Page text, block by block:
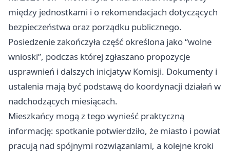
między jednostkami i o rekomendacjach dotyczących
bezpieczeństwa oraz porządku publicznego.
Posiedzenie zakończyła część określona jako “wolne
wnioski”, podczas której zgłaszano propozycje
usprawnień i dalszych inicjatyw Komisji. Dokumenty i
ustalenia mają być podstawą do koordynacji działań w
nadchodzących miesiącach.
Mieszkańcy mogą z tego wynieść praktyczną
informację: spotkanie potwierdziło, że miasto i powiat
pracują nad spójnymi rozwiązaniami, a kolejne kroki